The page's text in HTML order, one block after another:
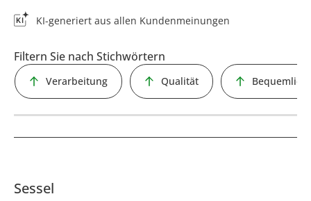
KI-generiert aus allen Kundenmeinungen
Filtern Sie nach Stichwörtern
Verarbeitung Qualität
Sessel